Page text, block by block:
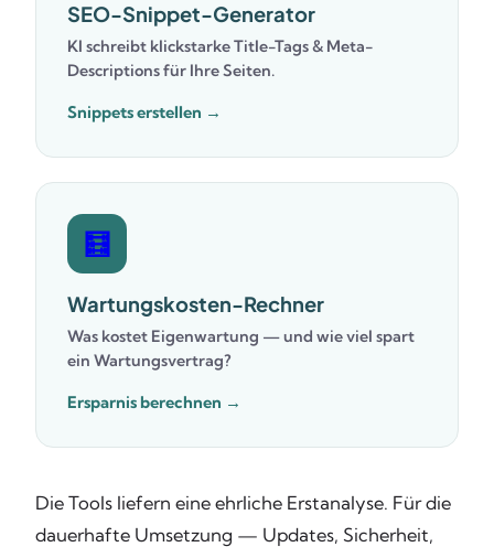
SEO-Snippet-Generator
KI schreibt klickstarke Title-Tags & Meta-
Descriptions für Ihre Seiten.
Snippets erstellen →
🧮
Wartungskosten-Rechner
Was kostet Eigenwartung — und wie viel spart
ein Wartungsvertrag?
Ersparnis berechnen →
Die Tools liefern eine ehrliche Erstanalyse. Für die
dauerhafte Umsetzung — Updates, Sicherheit,